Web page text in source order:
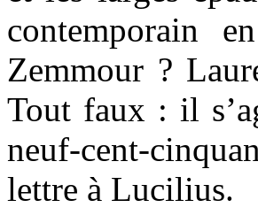
contemporain
Zemmour ?
Tout faux : il
neuf-cent-
lettre à Lucilius.